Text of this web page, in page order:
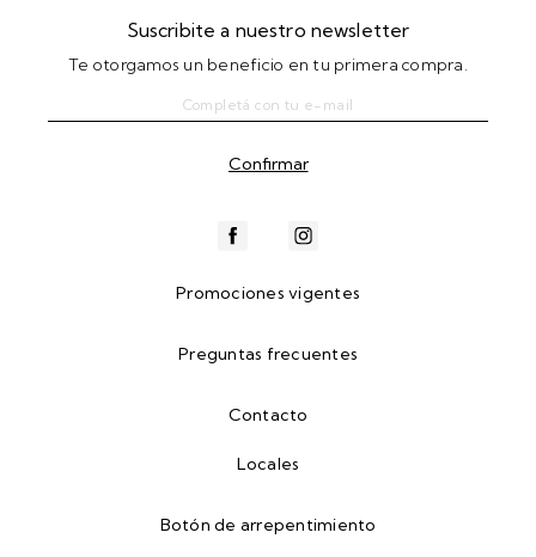
Suscribite a nuestro newsletter
Te otorgamos un beneficio en tu primera compra.
Promociones vigentes
Preguntas frecuentes
Contacto
Locales
Botón de arrepentimiento